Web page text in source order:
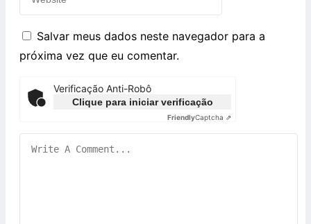
Salvar meus dados neste navegador para a
próxima vez que eu comentar.
Verificação Anti-Robô
Clique para iniciar verificação
FriendlyCaptcha ⇗